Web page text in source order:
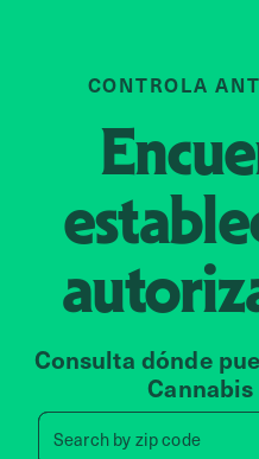
CONTROLA
Consulta dónde
Search by zip code